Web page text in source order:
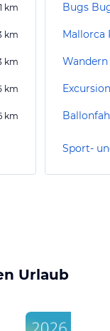
km
km
km
km
km
Bugs
Mallorca
Wandern
Urlaub